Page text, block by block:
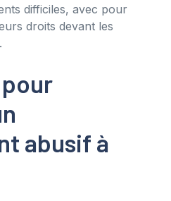
difficiles, avec pour
droits devant les
abusif à